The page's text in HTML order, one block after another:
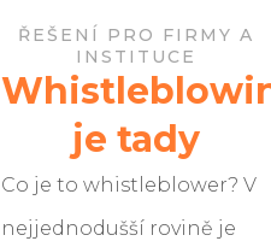
ŘEŠENÍ PRO FIRMY A
INSTITUCE
je tady
Co je to whistleblower? V
nejjednodušší rovině je